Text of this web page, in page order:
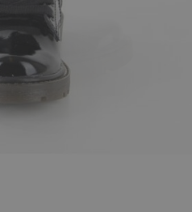
Xsensible
Alle merken